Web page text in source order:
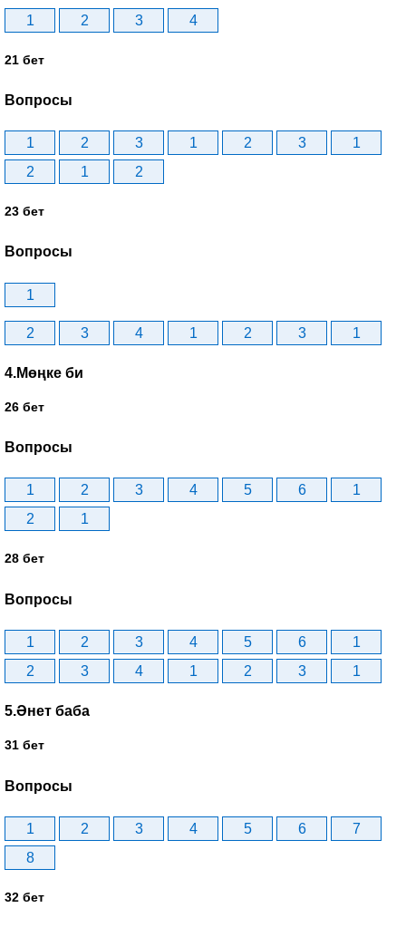
1 2 3 4
21 бет
Вопросы
1 2 3 1 2 3
1
2
1 2
23 бет
Вопросы
1
2 3 4 1 2 3 1
4.Мөңке би
26 бет
Вопросы
1 2 3 4 5 6
1
2
1
28 бет
Вопросы
1 2 3 4 5 6
1
2
3 4 1 2 3 1
5.Әнет баба
31 бет
Вопросы
1 2 3 4 5 6
7
8
32 бет